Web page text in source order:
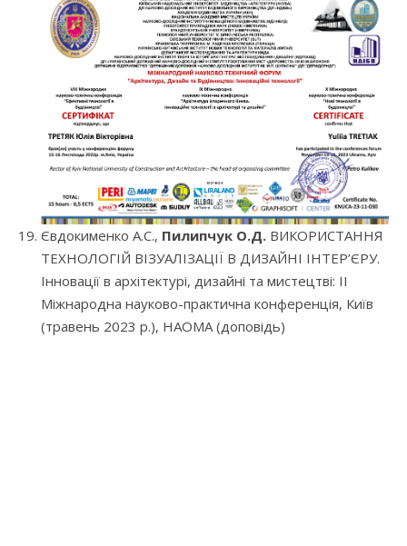
Євдокименко А.С., Пилипчук О.Д. ВИКОРИСТАННЯ
ТЕХНОЛОГІЙ ВІЗУАЛІЗАЦІЇ В ДИЗАЙНІ ІНТЕР’ЄРУ.
Інновації в архітектурі, дизайні та мистецтві: II
Міжнародна науково-практична конференція, Київ
(травень 2023 р.), НАОМА (доповідь)